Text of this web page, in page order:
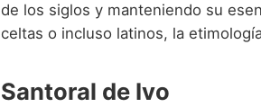
de los siglos y manteniendo su
celtas o incluso latinos, la
Santoral de Ivo